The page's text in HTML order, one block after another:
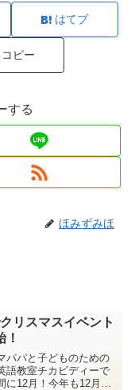
はてブ
コピー
する
ほみずみほ
リスマスイベント
！
パパと子どものための
語教室チカビディーで
12月！今年も12月は